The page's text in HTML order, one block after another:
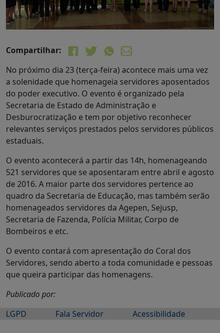
Compartilhar:
No próximo dia 23 (terça-feira) acontece mais uma vez
a solenidade que homenageia servidores aposentados
do poder executivo. O evento é organizado pela
Secretaria de Estado de Administração e
Desburocratização e tem por objetivo reconhecer
relevantes serviços prestados pelos servidores públicos
estaduais.
O evento acontecerá a partir das 14h, homenageando
521 servidores que se aposentaram entre abril e agosto
de 2016. A maior parte dos servidores pertence ao
quadro da Secretaria de Educação, mas também serão
homenageados servidores da Agepen, Sejusp,
Secretaria de Fazenda, Polícia Militar, Corpo de
Bombeiros e etc.
O evento contará com apresentação do Coral dos
Servidores, sendo aberto a toda comunidade e pessoas
que queira participar das homenagens.
Publicado por:
LGPD
Fala Servidor Acessibilidade